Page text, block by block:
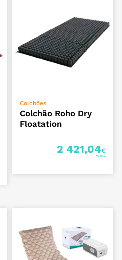
Colchões
Colchão Roho Dry
Floatation
2 421,04€